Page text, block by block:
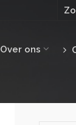
Over ons